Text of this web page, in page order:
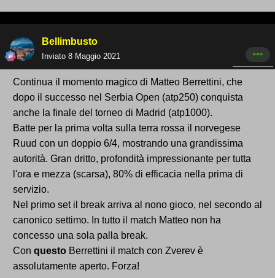
Bellimbusto
Inviato 8 Maggio 2021
Continua il momento magico di Matteo Berrettini, che
dopo il successo nel Serbia Open (atp250) conquista
anche la finale del torneo di Madrid (atp1000).
Batte per la prima volta sulla terra rossa il norvegese
Ruud con un doppio 6/4, mostrando una grandissima
autorità. Gran dritto, profondità impressionante per tutta
l'ora e mezza (scarsa), 80% di efficacia nella prima di
servizio.
Nel primo set il break arriva al nono gioco, nel secondo al
canonico settimo. In tutto il match Matteo non ha
concesso una sola palla break.
Con questo Berrettini il match con Zverev è
assolutamente aperto. Forza!